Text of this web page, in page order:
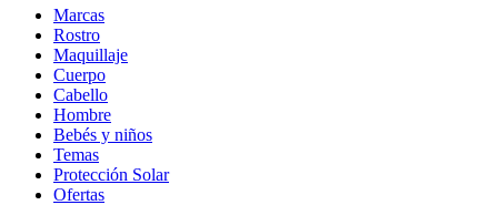
Marcas
Rostro
Maquillaje
Cuerpo
Cabello
Hombre
Bebés y niños
Temas
Protección Solar
Ofertas